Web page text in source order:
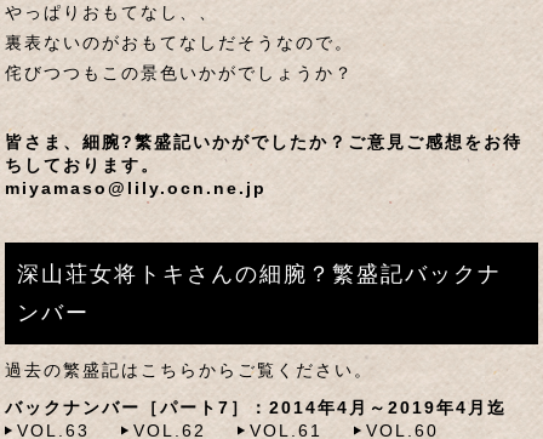
やっぱりおもてなし、、
裏表ないのがおもてなしだそうなので。
侘びつつもこの景色いかがでしょうか？
皆さま、細腕?繁盛記いかがでしたか？ご意見ご感想をお待
ちしております。
miyamaso@lily.ocn.ne.jp
深山荘女将トキさんの細腕？繁盛記バックナ
ンバー
過去の繁盛記はこちらからご覧ください。
バックナンバー［パート7］：2014年4月～2019年4月迄
VOL.63
VOL.62 VOL.61 VOL.60